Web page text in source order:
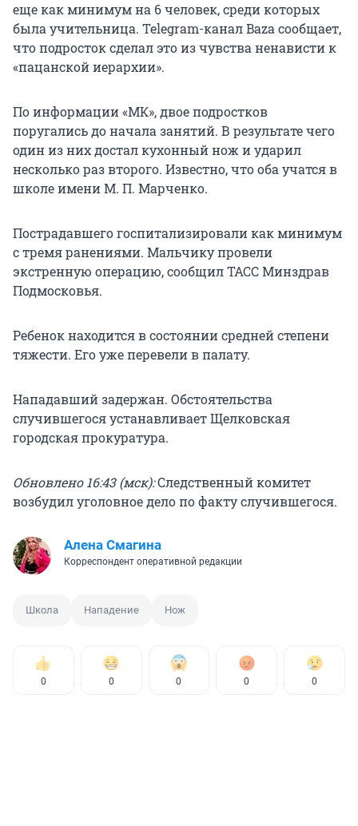
еще как минимум на 6 человек, среди которых
была учительница. Telegram-канал Baza сообщает,
что подросток сделал это из чувства ненависти к
«пацанской иерархии».
По информации «МК», двое подростков
поругались до начала занятий. В результате чего
один из них достал кухонный нож и ударил
несколько раз второго. Известно, что оба учатся в
школе имени М. П. Марченко.
Пострадавшего госпитализировали как минимум
с тремя ранениями. Мальчику провели
экстренную операцию, сообщил ТАСС Минздрав
Подмосковья.
Ребенок находится в состоянии средней степени
тяжести. Его уже перевели в палату.
Нападавший задержан. Обстоятельства
случившегося устанавливает Щелковская
городская прокуратура.
Обновлено 16:43 (мск):Следственный комитет
возбудил уголовное дело по факту случившегося.
Алена Смагина
Корреспондент оперативной редакции
Школа Нападение Нож
0 0 0 0 0